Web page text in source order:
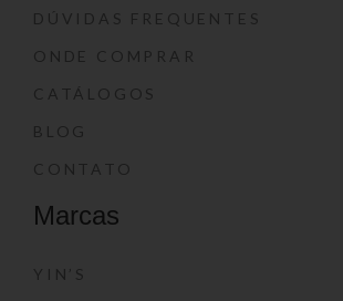
DÚVIDAS FREQUENTES
ONDE COMPRAR
CATÁLOGOS
BLOG
CONTATO
Marcas
YIN’S